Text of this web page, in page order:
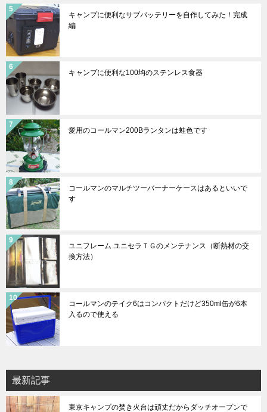
キャンプに便利なサブバッテリーを自作してみた！完成
編
キャンプに便利な100均のステンレス食器
愛用のコールマン200Bランタンは蛙色です
コールマンのマルチツーバーナーケースはあるといいで
す
ユニフレーム ユニセラＴＧのメンテナンス（断熱材の交
換方法）
コールマンのテイク6はコンパクトだけど350ml缶が6本
入るので使える
最新記事
東京キャンプの焚き火台は頑丈だからダッチオープンで